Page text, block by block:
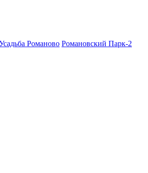
Романово Романовский Парк-2